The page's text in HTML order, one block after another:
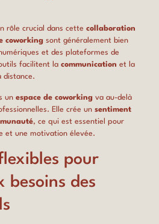
rôle crucial dans cette collaboration
coworking sont généralement bien
et des plateformes de
facilitent la communication et la
distance.
un espace de coworking va au-delà
Elle crée un sentiment
, ce qui est essentiel pour
et une motivation élevée.
pour
besoins des